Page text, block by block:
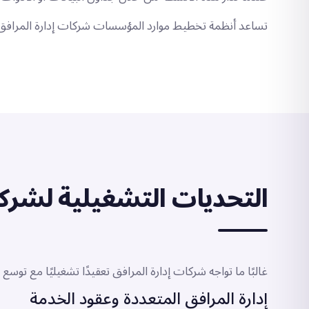
تساعد أنظمة تخطيط موارد المؤسسات شركات إدارة
التحديات التشغيلية
غالبًا ما تواجه شركات إدارة المرافق تعقيدًا تشغيليًا مع
إدارة المرافق المتعددة وعقود الخدمة